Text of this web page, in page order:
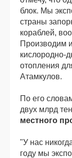
блок. Мы
страны
кораблей,
Производим
кислородно-
отопления
Атамкулов.
По его
двух млрд
местного
"У нас
году мы